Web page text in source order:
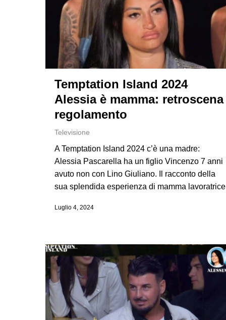
Temptation Island 2024
Alessia è mamma: retroscena
regolamento
Televisione
A Temptation Island 2024 c’è una madre:
Alessia Pascarella ha un figlio Vincenzo 7 anni
avuto non con Lino Giuliano. Il racconto della
sua splendida esperienza di mamma lavoratrice
Luglio 4, 2024